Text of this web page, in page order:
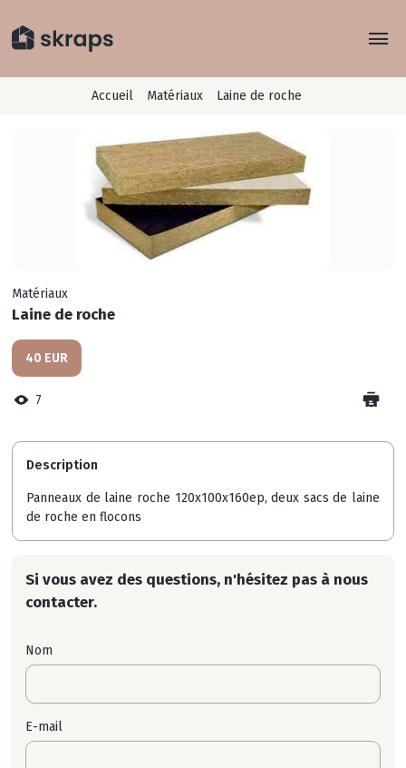
Explorer
Concept
Je recycle
Conseils
Accueil Matériaux Laine de roche
Matériaux
Laine de roche
40 EUR
7
Description
Panneaux de laine roche 120x100x160ep, deux sacs de laine
de roche en flocons
Si vous avez des questions, n'hésitez pas à nous
contacter.
Nom
E-mail